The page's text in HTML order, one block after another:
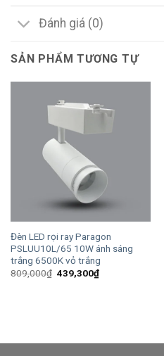
Đánh giá (0)
SẢN PHẨM TƯƠNG TỰ
Đèn LED rọi ray Paragon
PSLUU10L/65 10W ánh sáng
trắng 6500K vỏ trắng
809,000₫ Giá
439,300₫Giá
hiện